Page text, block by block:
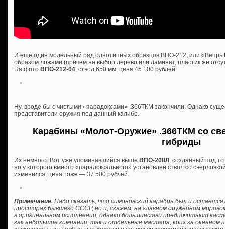
И еще один модельный ряд однотипных образцов ВПО-212, или
образом ложами (причем на выбор дерево или ламинат, пластик же
На фото ВПО-212-04, ствол 650 мм, цена 45 100 рублей:
Ну, вроде бы с чистыми «парадоксами» .366ТКМ закончили. Однако
представители оружия под данный калибр.
Карабины «Молот-Оружие» .366ТКМ со
гибриды
Их немного. Вот уже упоминавшийся выше ВПО-208Л , созданный под
но у которого вместо «парадоксального» установлен ствол со
изменился, цена тоже — 37 500 рублей.
Примечание. Надо сказать, что симоновский карабин был и
просторах бывшего СССР, но и, скажем, на главном оружейном
в оригинальном исполнении, однако большинство предпочитают
как небольшие компании, так и отдельные мастера, коих за океаном